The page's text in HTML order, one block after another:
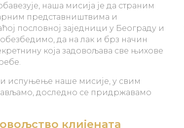
наша мисија је да страним
представништвима и
пословној заједници у Београду и
да на лак и брз начин
која задовољава све њихове
испуњење наше мисије, у свим
доследно се придржавамо
клијената